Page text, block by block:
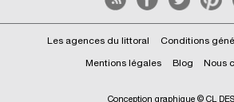
Les agences du littoral Conditions
Mentions légales Blog Nous
Conception graphique © CL